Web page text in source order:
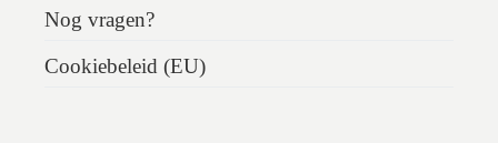
Nog vragen?
Cookiebeleid (EU)